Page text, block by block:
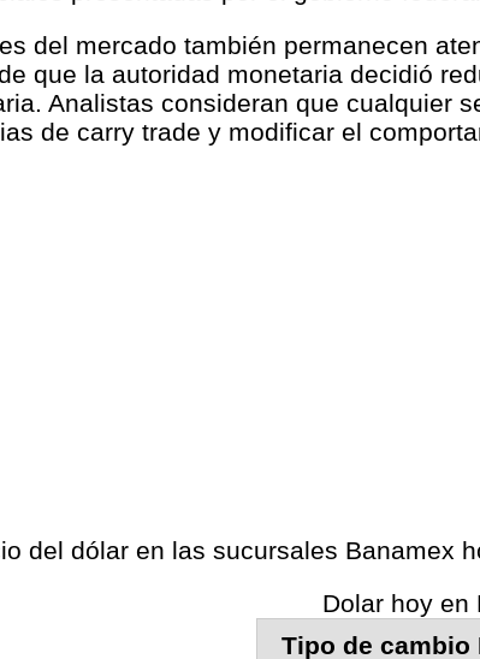
del mercado también permanecen
que la autoridad monetaria decidió
Analistas consideran que cualquier
de carry trade y modificar el
del dólar en las sucursales Banamex
Dolar hoy en
Tipo de cambio